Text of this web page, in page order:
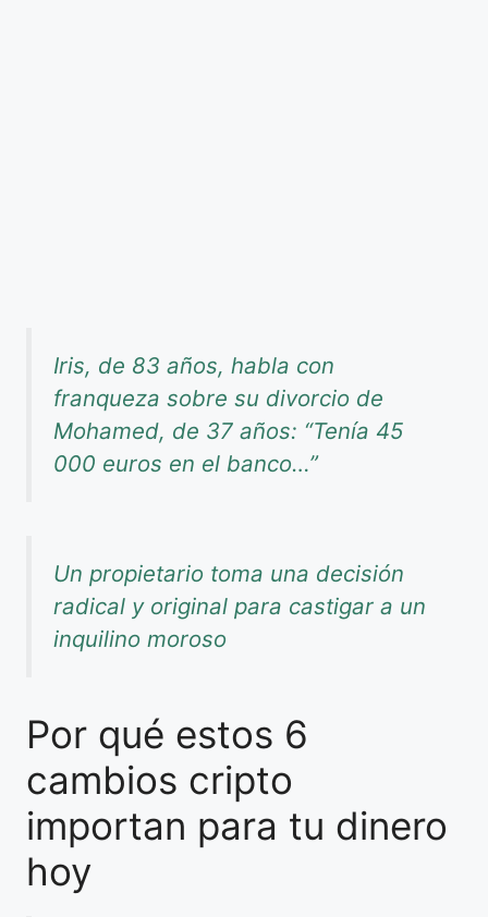
Iris, de 83 años, habla con
franqueza sobre su divorcio de
Mohamed, de 37 años: “Tenía 45
000 euros en el banco…”
Un propietario toma una decisión
radical y original para castigar a un
inquilino moroso
Por qué estos 6
cambios cripto
importan para tu dinero
hoy